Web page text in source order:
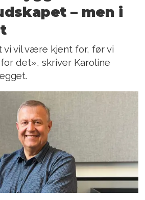
– men i
vi vil være kjent for, før vi
det», skriver Karoline